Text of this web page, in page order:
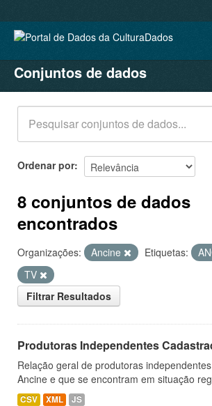
CONJUNTOS DE DADOS
ORGANIZAÇÕES
GRUPOS
SOBRE
Conjuntos de dados
Ordenar por
8 conjuntos de dados
encontrados
Organizações: Ancine Etiquetas:
TV
Filtrar Resultados
Produtoras Independentes
Relação geral de produtoras
Ancine e que se encontram em situação
CSV XML JS